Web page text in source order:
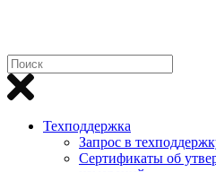
Техподдержка
Запрос в
Сертификаты об